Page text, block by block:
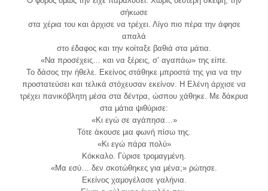
σήκωσε
στα χέρια του και άρχισε να τρέχει. Λίγο πιο πέρα την άφησε
απαλά
στο έδαφος και την κοίταξε βαθιά στα μάτια.
«Να προσέχεις… και να ξέρεις, σ’ αγαπάω» της είπε.
Το δάσος την ήθελε. Εκείνος στάθηκε μπροστά της για να την
προστατεύσει και τελικά στόχευσαν εκείνον. Η Ελένη άρχισε να
τρέχει πανικόβλητη μέσα στα δέντρα, ώσπου χάθηκε. Με δάκρυα
στα μάτια ψιθύρισε:
«Κι εγώ σε αγάπησα…»
Τότε άκουσε μια φωνή πίσω της.
«Κι εγώ πάρα πολύ»
Κόκκαλο. Γύρισε τρομαγμένη.
«Μα εσύ… δεν σκοτώθηκες για μένα;» ρώτησε.
Εκείνος χαμογέλασε γαλήνια.